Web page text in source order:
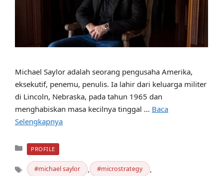
Michael Saylor adalah seorang pengusaha Amerika,
eksekutif, penemu, penulis. Ia lahir dari keluarga militer
di Lincoln, Nebraska, pada tahun 1965 dan
menghabiskan masa kecilnya tinggal … Baca
Selengkapnya
Kategori
PROFILE
michael saylor , microstrategy ,